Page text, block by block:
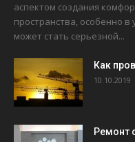
аспектом создания
пространства, особенно в
может стать серьезной...
Как
10.10.2019
Ремонт